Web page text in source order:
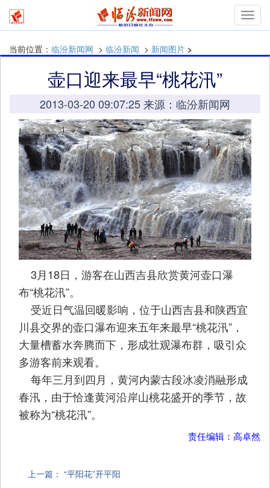
当前位置： 临汾新闻网 > 临汾新闻 > 新闻图片 >
壶口迎来最早“桃花汛”
2013-03-20 09:07:25 来源：临汾新闻网
3月18日，游客在山西吉县欣赏黄河壶口瀑
布“桃花汛”。
受近日气温回暖影响，位于山西吉县和陕西宜
川县交界的壶口瀑布迎来五年来最早“桃花汛”，
大量槽蓄水奔腾而下，形成壮观瀑布群，吸引众
多游客前来观看。
每年三月到四月，黄河内蒙古段冰凌消融形成
春汛，由于恰逢黄河沿岸山桃花盛开的季节，故
被称为“桃花汛”。
责任编辑：高卓然
上一篇： “平阳花”开平阳